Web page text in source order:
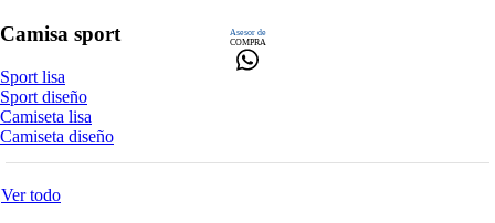
Camisa sport
Sport lisa
Sport diseño
Camiseta lisa
Camiseta diseño
Ver todo
Asesor de
COMPRA